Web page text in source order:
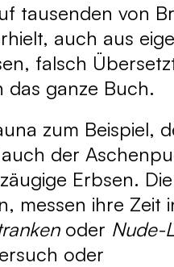
tausenden von
auch aus
falsch
das ganze Buch.
zum Beispiel,
der
Erbsen.
messen ihre Zeit
oder Nude-
oder